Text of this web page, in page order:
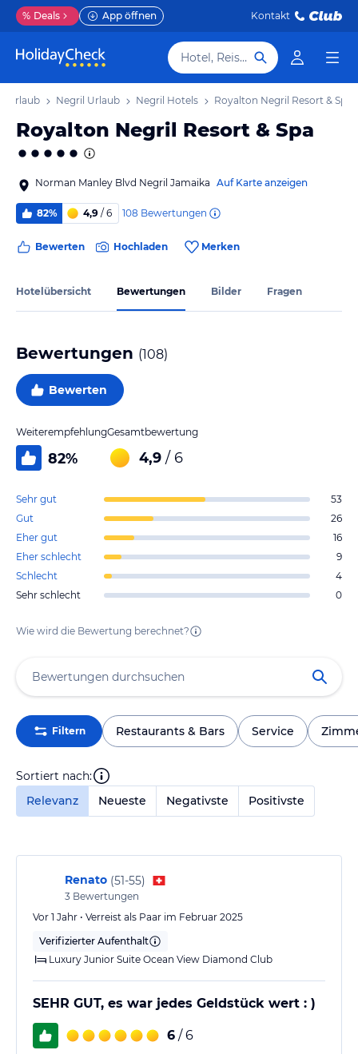
% Deals App öffnen Kontakt
Hotel, Reiseziel
Urlaub Negril Urlaub Negril Hotels Royalton Negril Resort & Spa
Royalton Negril Resort & Spa
Norman Manley Blvd Negril Jamaika Auf Karte anzeigen
82% 4,9 / 6 108 Bewertungen
Bewerten Hochladen Merken
Hotelübersicht Bewertungen Bilder Fragen
Bewertungen (108)
Bewerten
Weiterempfehlung
82%
Gesamtbewertung
4,9 / 6
Sehr gut
53
Gut
26
Eher gut
16
Eher schlecht
9
Schlecht
4
Sehr schlecht
0
Wie wird die Bewertung berechnet?
Filtern Restaurants & Bars Service
Sortiert nach:
Relevanz
Neueste Negativste Positivste
Renato (51-55)
3 Bewertungen
Vor 1 Jahr • Verreist als Paar im Februar 2025
Verifizierter Aufenthalt
Luxury Junior Suite Ocean View Diamond Club
SEHR GUT, es war jedes Geldstück wert : )
6 / 6